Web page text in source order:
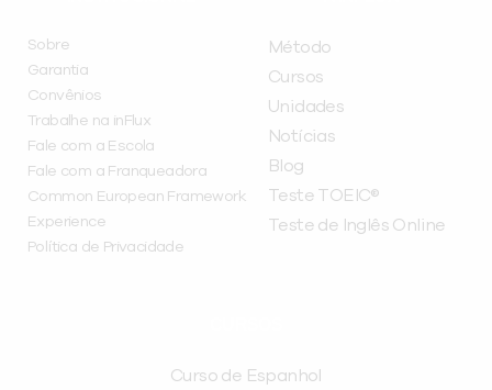
Sobre
Garantia
Convênios
Trabalhe na inFlux
Fale com a Escola
Fale com a Franqueadora
Common European Framework
Experience
Política de Privacidade
Método
Cursos
Unidades
Notícias
Blog
Teste TOEIC®
Teste de Inglês Online
Curso de Espanhol